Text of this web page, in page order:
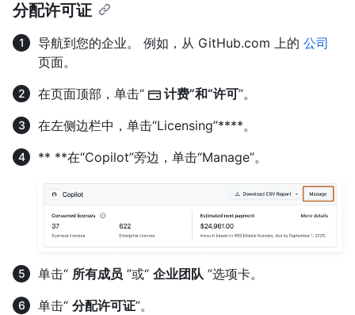
分配许可证
导航到您的企业。 例如，从 GitHub.com 上的 公司
页面。
在页面顶部，单击“
计费”和“许可”。
在左侧边栏中，单击“Licensing”****。
** **在“Copilot”旁边，单击“Manage”。
单击“ 所有成员 ”或“ 企业团队 ”选项卡。
单击“ 分配许可证”。